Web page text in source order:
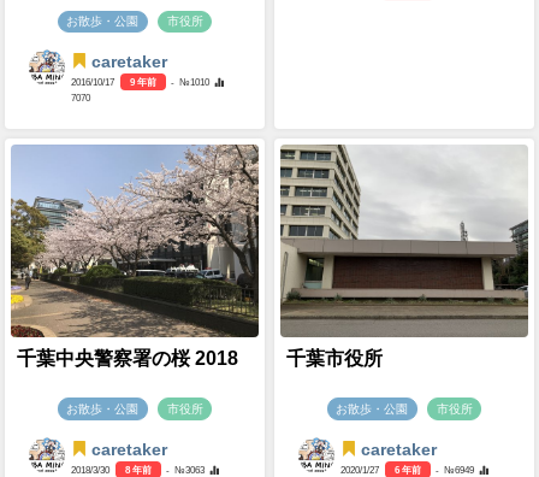
お散歩・公園 市役所
caretaker
2016/10/17 9 年前
- №1010
7070
千葉中央警察署の桜 2018
お散歩・公園 市役所
caretaker
2018/3/30 8 年前
- №3063
千葉市役所
お散歩・公園 市役所
caretaker
2020/1/27 6 年前
- №6949